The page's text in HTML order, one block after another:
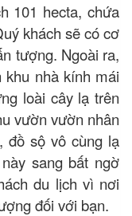
101 hecta, chứa
khách sẽ có cơ
tượng. Ngoài ra,
khu nhà kính mái
loài cây lạ trên
vườn vườn nhân
đồ sộ vô cùng lạ
sang bất ngờ
du lịch vì nơi
đối với bạn.